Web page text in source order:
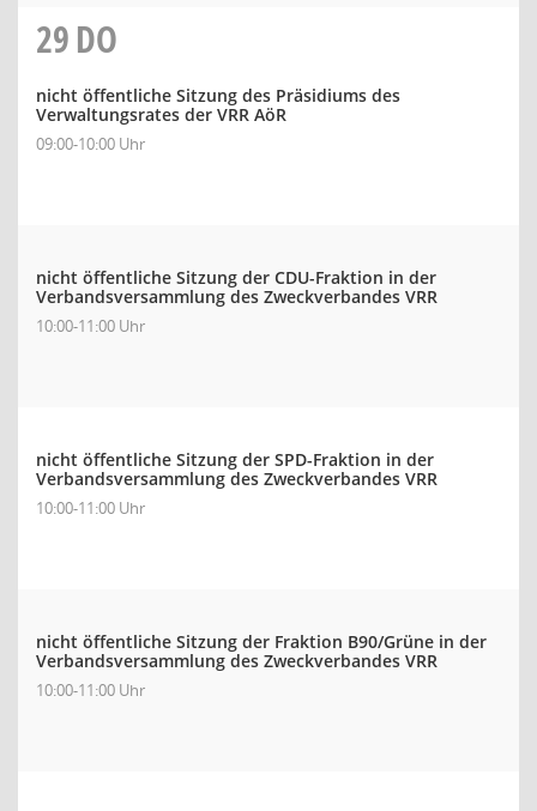
29DO
nicht öffentliche Sitzung des Präsidiums des
Verwaltungsrates der VRR AöR
09:00-10:00 Uhr
nicht öffentliche Sitzung der CDU-Fraktion in der
Verbandsversammlung des Zweckverbandes VRR
10:00-11:00 Uhr
nicht öffentliche Sitzung der SPD-Fraktion in der
Verbandsversammlung des Zweckverbandes VRR
10:00-11:00 Uhr
nicht öffentliche Sitzung der Fraktion B90/Grüne in der
Verbandsversammlung des Zweckverbandes VRR
10:00-11:00 Uhr